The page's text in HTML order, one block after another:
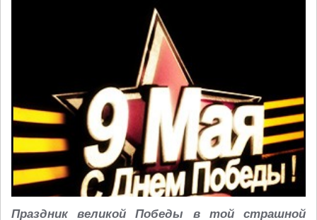
Праздник великой Победы в той страшной